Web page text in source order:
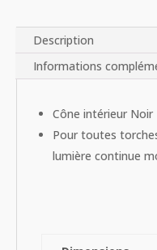
Description
Informations
Cône intérieur Noir
Pour toutes
lumière continue